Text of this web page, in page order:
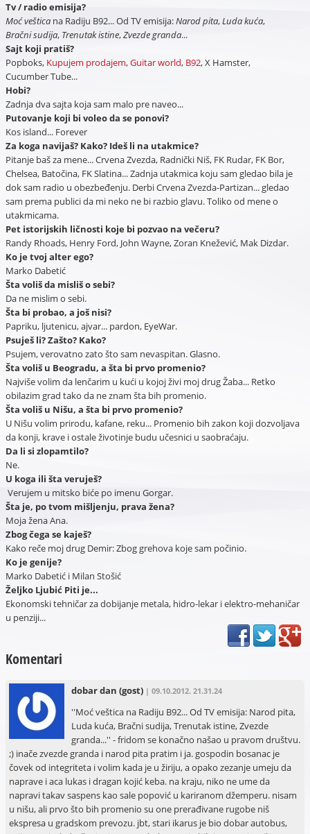
Tv / radio emisija?
Moć vešticana Radiju B92... Od TV emisija:Narod pita,Luda kuća,
Bračni sudija, Trenutak istine,Zvezde granda...
Sajt koji pratiš?
Popboks, Kupujem prodajem,Guitar world, B92, X Hamster,
Cucumber Tube...
Hobi?
Zadnja dva sajta koja sam malo pre naveo...
Putovanje koji bi voleo da se ponovi?
Kos island... Forever
Za koga navijaš? Kako? Ideš li na utakmice?
Pitanje baš za mene... Crvena Zvezda, Radnički Niš, FK Rudar, FK Bor,
Chelsea, Batočina, FK Slatina... Zadnja utakmica koju sam gledao bila je
dok sam radio u obezbeđenju. Derbi Crvena Zvezda-Partizan... gledao
sam prema publici da mi neko ne bi razbio glavu. Toliko od mene o
utakmicama.
Pet istorijskih ličnosti koje bi pozvao na večeru?
Randy Rhoads, Henry Ford, John Wayne, Zoran Knežević, Mak Dizdar.
Ko je tvoj alter ego?
Marko Dabetić
Šta voliš da misliš o sebi?
Da ne mislim o sebi.
Šta bi probao, a još nisi?
Papriku, ljutenicu, ajvar... pardon, EyeWar.
Psuješ li? Zašto? Kako?
Psujem, verovatno zato što sam nevaspitan. Glasno.
Šta voliš u Beogradu, a šta bi prvo promenio?
Najviše volim da lenčarim u kući u kojoj živi moj drug Žaba... Retko
obilazim grad tako da ne znam šta bih promenio.
Šta voliš u Nišu, a šta bi prvo promenio?
U Nišu volim prirodu, kafane, reku... Promenio bih zakon koji dozvoljava
da konji, krave i ostale životinje budu učesnici u saobraćaju.
Da li si zlopamtilo?
Ne.
U koga ili šta veruješ?
Verujem u mitsko biće po imenu Gorgar.
Šta je, po tvom mišljenju, prava žena?
Moja žena Ana.
Zbog čega se kaješ?
Kako reče moj drug Demir: Zbog grehova koje sam počinio.
Ko je genije?
Marko Dabetić i Milan Stošić
Željko Ljubić Piti je...
Ekonomski tehničar za dobijanje metala, hidro-lekar i elektro-mehaničar
u penziji...
Komentari
dobar dan (gost) | 09.10.2012. 21.31.24
''Moć veštica na Radiju B92... Od TV emisija: Narod pita,
Luda kuća, Bračni sudija, Trenutak istine, Zvezde
granda...'' - fridom se konačno našao u pravom društvu.
;) inače zvezde granda i narod pita pratim i ja. gospodin bosanac je
čovek od integriteta i volim kada je u žiriju, a opako zezanje umeju da
naprave i aca lukas i dragan kojić keba. na kraju, niko ne ume da
napravi takav saspens kao sale popović u kariranom džemperu. nisam
u nišu, ali prvo što bih promenio su one prerađivane rugobe niš
ekspresa u gradskom prevozu. jbt, stari ikarus je bio dobar autobus,